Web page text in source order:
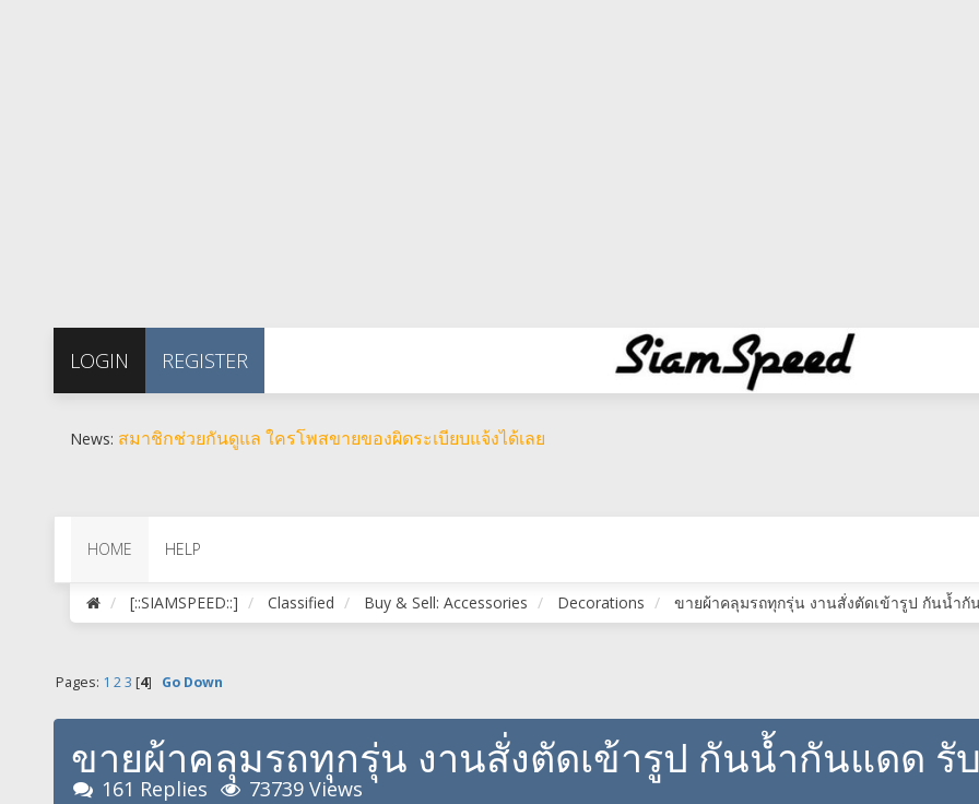
LOGIN REGISTER
News: สมาชิกช่วยกันดูแล ใครโพสขายของผิดระเบียบแจ้งได้เลย
HOME HELP
[::SIAMSPEED::] Classified Buy & Sell: Accessories Decorations ขายผ้าคลุมรถทุกรุ่น งานสั่งตัดเข้ารูป กันน้ำกั
Pages: 1 23 [4] Go Down
ขายผ้าคลุมรถทุกรุ่น งานสั่งตัดเข้ารูป กันน้ำกันแดด รั
161 Replies 73739 Views